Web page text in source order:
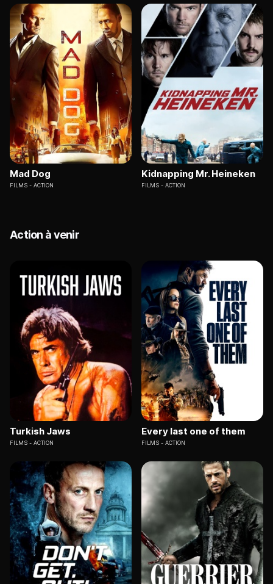
Mad Dog
FILMS ACTION
Kidnapping Mr. Heineken
FILMS ACTION
Action à venir
Turkish Jaws
FILMS ACTION
Every last one of them
FILMS ACTION